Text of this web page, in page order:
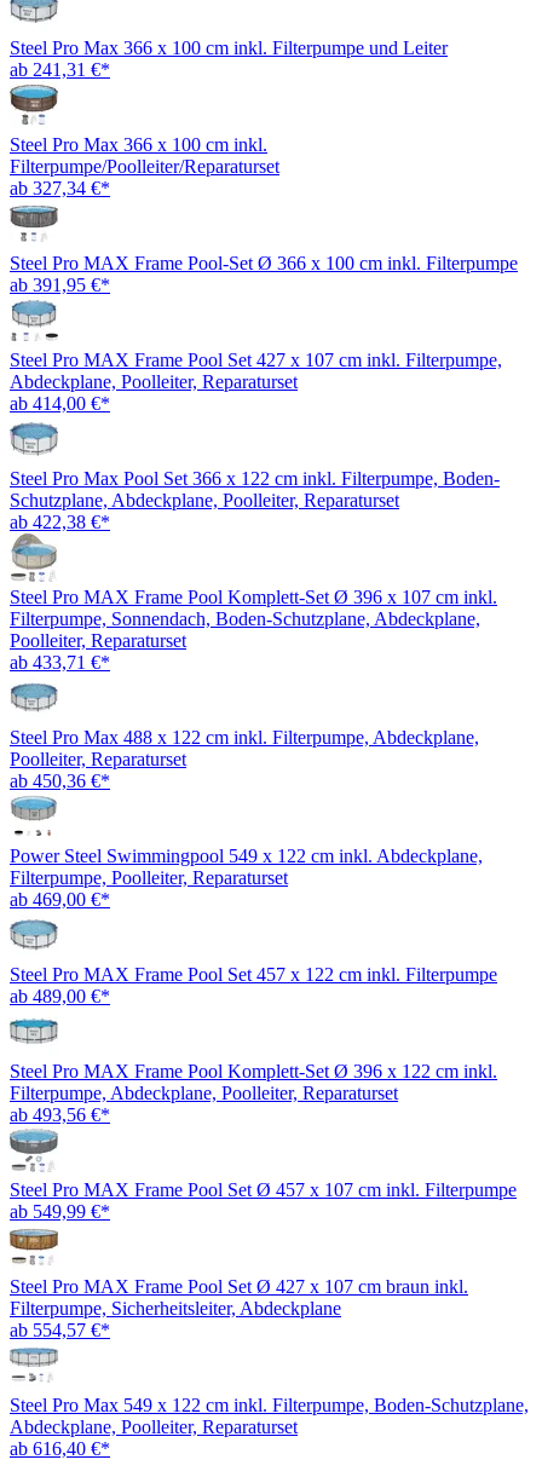
Steel Pro Max 366 x 100 cm inkl. Filterpumpe und Leiter
ab 241,31 €*
Steel Pro Max 366 x 100 cm inkl.
Filterpumpe/Poolleiter/Reparaturset
ab 327,34 €*
Steel Pro MAX Frame Pool-Set Ø 366 x 100 cm inkl. Filterpumpe
ab 391,95 €*
Steel Pro MAX Frame Pool Set 427 x 107 cm inkl. Filterpumpe,
Abdeckplane, Poolleiter, Reparaturset
ab 414,00 €*
Steel Pro Max Pool Set 366 x 122 cm inkl. Filterpumpe, Boden-
Schutzplane, Abdeckplane, Poolleiter, Reparaturset
ab 422,38 €*
Steel Pro MAX Frame Pool Komplett-Set Ø 396 x 107 cm inkl.
Filterpumpe, Sonnendach, Boden-Schutzplane, Abdeckplane,
Poolleiter, Reparaturset
ab 433,71 €*
Steel Pro Max 488 x 122 cm inkl. Filterpumpe, Abdeckplane,
Poolleiter, Reparaturset
ab 450,36 €*
Power Steel Swimmingpool 549 x 122 cm inkl. Abdeckplane,
Filterpumpe, Poolleiter, Reparaturset
ab 469,00 €*
Steel Pro MAX Frame Pool Set 457 x 122 cm inkl. Filterpumpe
ab 489,00 €*
Steel Pro MAX Frame Pool Komplett-Set Ø 396 x 122 cm inkl.
Filterpumpe, Abdeckplane, Poolleiter, Reparaturset
ab 493,56 €*
Steel Pro MAX Frame Pool Set Ø 457 x 107 cm inkl. Filterpumpe
ab 549,99 €*
Steel Pro MAX Frame Pool Set Ø 427 x 107 cm braun inkl.
Filterpumpe, Sicherheitsleiter, Abdeckplane
ab 554,57 €*
Steel Pro Max 549 x 122 cm inkl. Filterpumpe, Boden-Schutzplane,
Abdeckplane, Poolleiter, Reparaturset
ab 616,40 €*